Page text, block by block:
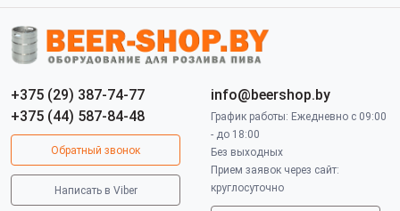
+375 (29) 387-74-77
+375 (44) 587-84-48
Обратный звонок
Написать в Viber
info@beershop.by
График работы: Ежедневно с 09:00
- до 18:00
Без выходных
Прием заявок через сайт:
круглосуточно